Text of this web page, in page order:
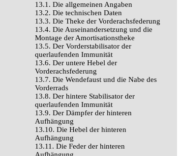
13.1. Die allgemeinen Angaben
13.2. Die technischen Daten
13.3. Die Theke der Vorderachsfederung
13.4. Die Auseinandersetzung und die
Montage der Amortisationstheke
13.5. Der Vorderstabilisator der
querlaufenden Immunität
13.6. Der untere Hebel der
Vorderachsfederung
13.7. Die Wendefaust und die Nabe des
Vorderrads
13.8. Der hintere Stabilisator der
querlaufenden Immunität
13.9. Der Dämpfer der hinteren
Aufhängung
13.10. Die Hebel der hinteren
Aufhängung
13.11. Die Feder der hinteren